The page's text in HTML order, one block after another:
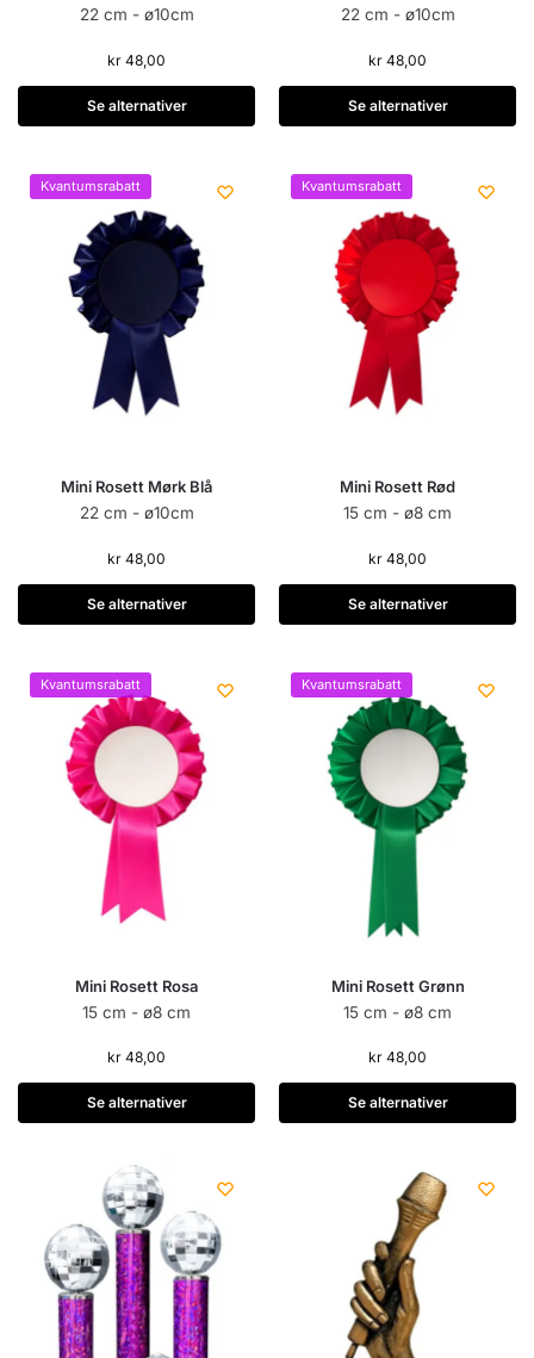
22 cm - ø10cm
kr 48,00
Se alternativer
22 cm - ø10cm
kr 48,00
Se alternativer
Kvantumsrabatt
Mini Rosett Mørk Blå
22 cm - ø10cm
kr 48,00
Se alternativer
Kvantumsrabatt
Mini Rosett Rød
15 cm - ø8 cm
kr 48,00
Se alternativer
Kvantumsrabatt
Mini Rosett Rosa
15 cm - ø8 cm
kr 48,00
Se alternativer
Kvantumsrabatt
Mini Rosett Grønn
15 cm - ø8 cm
kr 48,00
Se alternativer